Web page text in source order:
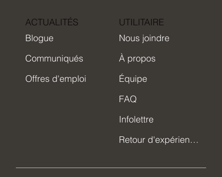
ACTUALITÉS
Blogue
Communiqués
Offres d'emploi
UTILITAIRE
Nous joindre
À propos
Équipe
FAQ
Infolettre
Retour d'expérience Uapishka